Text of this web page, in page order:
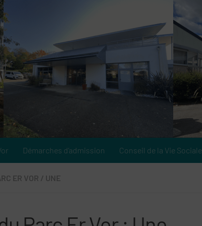
Démarches d’admission Conseil de la Vie Sociale
ER VOR / UNE